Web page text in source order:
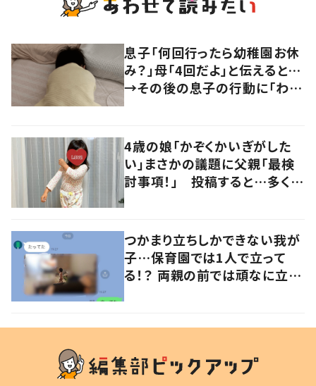
息子「何回行ったら幼稚園お休
み？」母「4回だよ」と伝えると…
→その後の息子の行動に「わか
4歳の娘「かぞくかいぎがした
い」まさかの議題に父親「最検
討事項！」 投稿すると…多くの
つかまり立ちしかできない我が
子…保育園では1人で立って
る！？ 両親の前では頑なに立た